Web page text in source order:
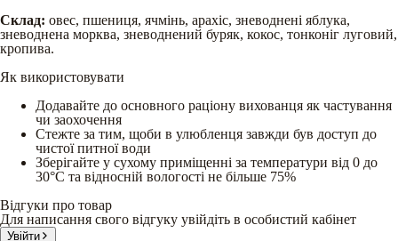
Склад: овес, пшениця, ячмінь, арахіс, зневоднені яблука,
зневоднена морква, зневоднений буряк, кокос, тонконіг луговий,
кропива.
Як використовувати
Додавайте до основного раціону вихованця як частування
чи заохочення
Стежте за тим, щоби в улюбленця завжди був доступ до
чистої питної води
Зберігайте у сухому приміщенні за температури від 0 до
30°С та відносній вологості не більше 75%
Відгуки про товар
Для написання свого відгуку увійдіть в особистий кабінет
Увійти